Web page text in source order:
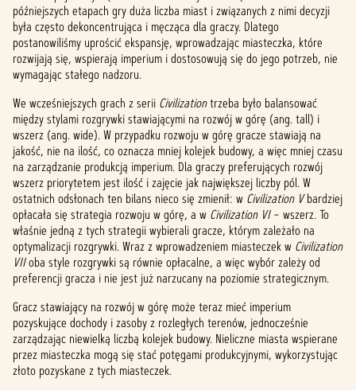
późniejszych etapach gry duża liczba miast i związanych z nimi decyzji
była często dekoncentrująca i męcząca dla graczy. Dlatego
postanowiliśmy uprościć ekspansję, wprowadzając miasteczka, które
rozwijają się, wspierają imperium i dostosowują się do jego potrzeb, nie
wymagając stałego nadzoru.
We wcześniejszych grach z serii Civilizationtrzeba było balansować
między stylami rozgrywki stawiającymi na rozwój w górę (ang. tall) i
wszerz (ang. wide). W przypadku rozwoju w górę gracze stawiają na
jakość, nie na ilość, co oznacza mniej kolejek budowy, a więc mniej czasu
na zarządzanie produkcją imperium. Dla graczy preferujących rozwój
wszerz priorytetem jest ilość i zajęcie jak największej liczby pól. W
ostatnich odsłonach ten bilans nieco się zmienił: w Civilization Vbardziej
opłacała się strategia rozwoju w górę, a w Civilization VI– wszerz. To
właśnie jedną z tych strategii wybierali gracze, którym zależało na
optymalizacji rozgrywki. Wraz z wprowadzeniem miasteczek w Civilization
VIIoba style rozgrywki są równie opłacalne, a więc wybór zależy od
preferencji gracza i nie jest już narzucany na poziomie strategicznym.
Gracz stawiający na rozwój w górę może teraz mieć imperium
pozyskujące dochody i zasoby z rozległych terenów, jednocześnie
zarządzając niewielką liczbą kolejek budowy. Nieliczne miasta wspierane
przez miasteczka mogą się stać potęgami produkcyjnymi, wykorzystując
złoto pozyskane z tych miasteczek.